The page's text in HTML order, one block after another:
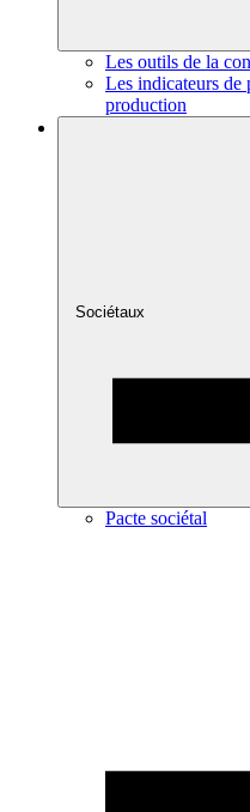
Les outils de la
Les indicateurs de
production
Sociétaux
Pacte sociétal